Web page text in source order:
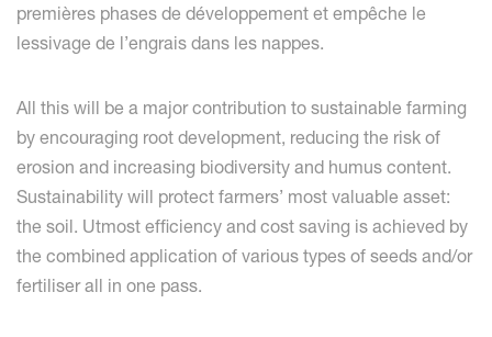
premières phases de développement et empêche le
lessivage de l’engrais dans les nappes.
All this will be a major contribution to sustainable farming
by encouraging root development, reducing the risk of
erosion and increasing biodiversity and humus content.
Sustainability will protect farmers’ most valuable asset:
the soil. Utmost efficiency and cost saving is achieved by
the combined application of various types of seeds and/or
fertiliser all in one pass.